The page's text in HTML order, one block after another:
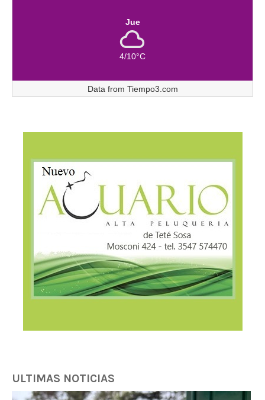
Jue
4/10°C
Data from Tiempo3.com
ULTIMAS NOTICIAS